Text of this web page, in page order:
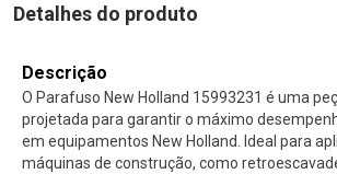
Detalhes do produto
Descrição
O Parafuso New Holland 15993231 é uma
projetada para garantir o máximo
em equipamentos New Holland. Ideal para
máquinas de construção, como